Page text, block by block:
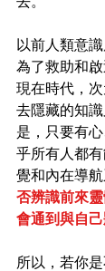
以前人類意
為了救助和
現在時代，
去隱藏的知
是，只要有
乎所有人都
覺和內在導
否辨識前來
會通到與自
所以，若你